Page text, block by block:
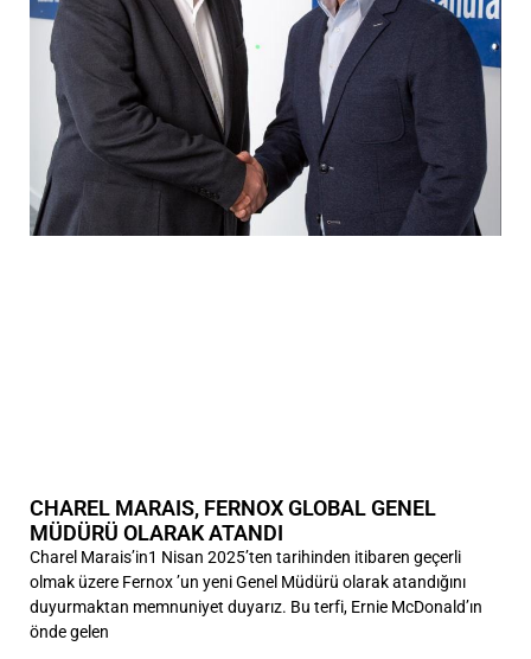
CHAREL MARAIS, FERNOX GLOBAL GENEL
MÜDÜRÜ OLARAK ATANDI
Charel Marais’in1 Nisan 2025’ten tarihinden itibaren geçerli
olmak üzere Fernox ’un yeni Genel Müdürü olarak atandığını
duyurmaktan memnuniyet duyarız. Bu terfi, Ernie McDonald’ın
önde gelen